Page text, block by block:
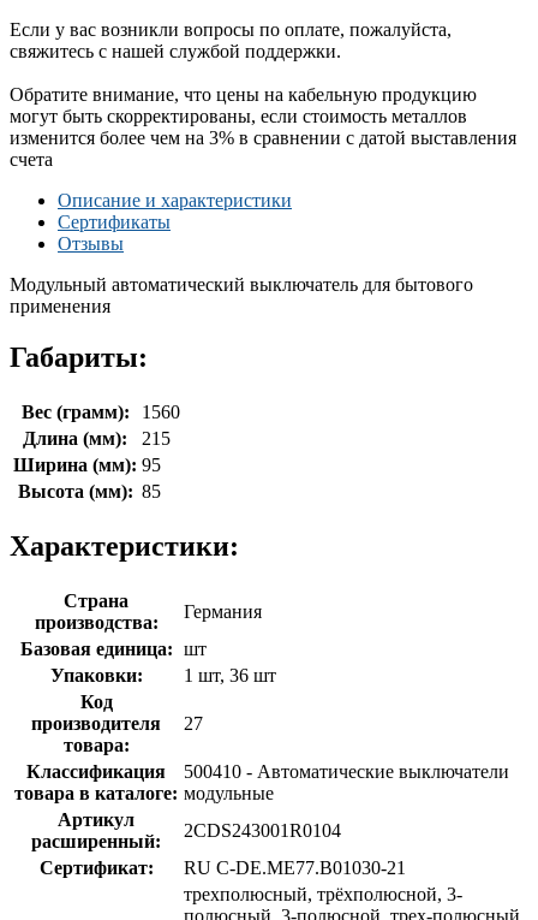
Если у вас возникли вопросы по оплате, пожалуйста,
свяжитесь с нашей службой поддержки.
Обратите внимание, что цены на кабельную продукцию
могут быть скорректированы, если стоимость металлов
изменится более чем на 3% в сравнении с датой выставления
счета
Описание и характеристики
Сертификаты
Отзывы
Модульный автоматический выключатель для бытового
применения
Габариты:
Вес (грамм):
1560
Длина (мм):
215
Ширина (мм): 95
Высота (мм): 85
Характеристики:
Страна
производства:
Германия
Базовая единица: шт
Упаковки:
1 шт, 36 шт
Код
производителя
товара:
27
Классификация
товара в каталоге:
500410 - Автоматические выключатели
модульные
Артикул
расширенный:
2CDS243001R0104
Сертификат:
RU C-DE.МЕ77.B01030-21
трехполюсный, трёхполюсной, 3-
полюсный, 3-полюсной, трех-полюсный,